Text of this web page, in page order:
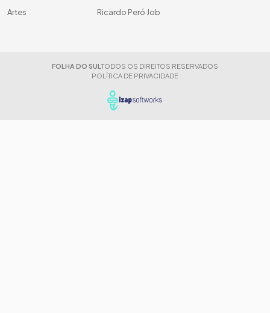
Artes
Ricardo Peró Job
FOLHA DO SUL TODOS OS DIREITOS RESERVADOS
POLÍTICA DE PRIVACIDADE